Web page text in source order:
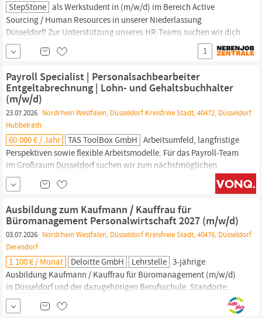
StepStone als Werkstudent in (m/w/d) im Bereich Active
Sourcing / Human Resources in unserer Niederlassung
Düsseldorf! Zur Unterstützung unseres HR-Teams suchen wir dich
– eine engagierte Persönlichkeit, die unser Recruiting aktiv
mitgestaltet und uns bei der gezielten Ansprache von Fach- und
1
Payroll Specialist | Personalsachbearbeiter
Entgeltabrechnung | Lohn- und Gehaltsbuchhalter
(m/w/d)
23.07.2026 Nordrhein Westfalen, Düsseldorf Kreisfreie Stadt, 40472, Düsseldorf
Hubbelrath
60.000 € / Jahr TAS ToolBox GmbH Arbeitsumfeld, langfristige
Perspektiven sowie flexible Arbeitsmodelle. Für das Payroll-Team
im Großraum Düsseldorfsuchen wir zum nächstmöglichen
Zeitpunkt einen erfahrenen Payroll Specialist (m/w/d). Ihre
Aufgaben: Als Teil des Payroll-Teams verantworten Sie die
ordnungsgemäße und termingerechte Entgeltabrechnung für
einen definierten...
Ausbildung zum Kaufmann / Kauffrau für
Büromanagement Personalwirtschaft 2027 (m/w/d)
03.07.2026 Nordrhein Westfalen, Düsseldorf Kreisfreie Stadt, 40476, Düsseldorf
Derendorf
1.100 € / Monat Deloitte GmbH Lehrstelle 3-jährige
Ausbildung Kaufmann / Kauffrau für Büromanagement (m/w/d)
in Düsseldorfund der dazugehörigen Berufsschule. Standorte:
Düsseldorf.
Deine Ausbildung: Bei uns bist du von Beginn an fester
Bestandteil deines Teams in der Personalabteilung. Du erhältst